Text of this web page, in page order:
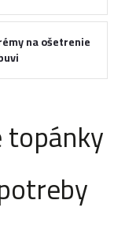
na ošetrenie